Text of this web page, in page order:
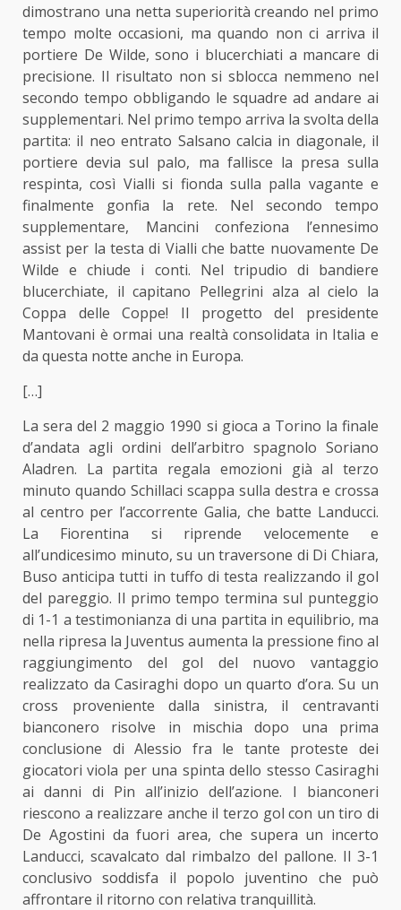
dimostrano una netta superiorità creando nel primo
tempo molte occasioni, ma quando non ci arriva il
portiere De Wilde, sono i blucerchiati a mancare di
precisione. Il risultato non si sblocca nemmeno nel
secondo tempo obbligando le squadre ad andare ai
supplementari. Nel primo tempo arriva la svolta della
partita: il neo entrato Salsano calcia in diagonale, il
portiere devia sul palo, ma fallisce la presa sulla
respinta, così Vialli si fionda sulla palla vagante e
finalmente gonfia la rete. Nel secondo tempo
supplementare, Mancini confeziona l’ennesimo
assist per la testa di Vialli che batte nuovamente De
Wilde e chiude i conti. Nel tripudio di bandiere
blucerchiate, il capitano Pellegrini alza al cielo la
Coppa delle Coppe! Il progetto del presidente
Mantovani è ormai una realtà consolidata in Italia e
da questa notte anche in Europa.
[…]
La sera del 2 maggio 1990 si gioca a Torino la finale
d’andata agli ordini dell’arbitro spagnolo Soriano
Aladren. La partita regala emozioni già al terzo
minuto quando Schillaci scappa sulla destra e crossa
al centro per l’accorrente Galia, che batte Landucci.
La Fiorentina si riprende velocemente e
all’undicesimo minuto, su un traversone di Di Chiara,
Buso anticipa tutti in tuffo di testa realizzando il gol
del pareggio. Il primo tempo termina sul punteggio
di 1-1 a testimonianza di una partita in equilibrio, ma
nella ripresa la Juventus aumenta la pressione fino al
raggiungimento del gol del nuovo vantaggio
realizzato da Casiraghi dopo un quarto d’ora. Su un
cross proveniente dalla sinistra, il centravanti
bianconero risolve in mischia dopo una prima
conclusione di Alessio fra le tante proteste dei
giocatori viola per una spinta dello stesso Casiraghi
ai danni di Pin all’inizio dell’azione. I bianconeri
riescono a realizzare anche il terzo gol con un tiro di
De Agostini da fuori area, che supera un incerto
Landucci, scavalcato dal rimbalzo del pallone. Il 3-1
conclusivo soddisfa il popolo juventino che può
affrontare il ritorno con relativa tranquillità.